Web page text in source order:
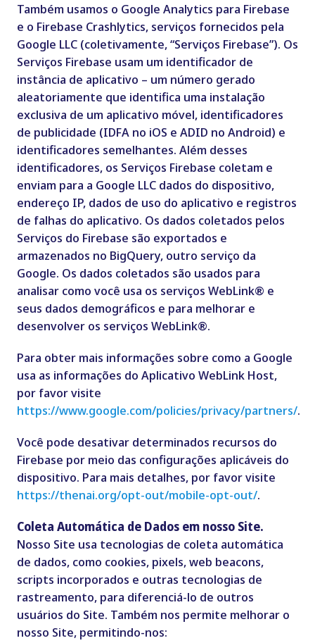
Também usamos o Google Analytics para Firebase
e o Firebase Crashlytics, serviços fornecidos pela
Google LLC (coletivamente, “Serviços Firebase”). Os
Serviços Firebase usam um identificador de
instância de aplicativo – um número gerado
aleatoriamente que identifica uma instalação
exclusiva de um aplicativo móvel, identificadores
de publicidade (IDFA no iOS e ADID no Android) e
identificadores semelhantes. Além desses
identificadores, os Serviços Firebase coletam e
enviam para a Google LLC dados do dispositivo,
endereço IP, dados de uso do aplicativo e registros
de falhas do aplicativo. Os dados coletados pelos
Serviços do Firebase são exportados e
armazenados no BigQuery, outro serviço da
Google. Os dados coletados são usados para
analisar como você usa os serviços WebLink® e
seus dados demográficos e para melhorar e
desenvolver os serviços WebLink®.
Para obter mais informações sobre como a Google
usa as informações do Aplicativo WebLink Host,
por favor visite
https://www.google.com/policies/privacy/partners/.
Você pode desativar determinados recursos do
Firebase por meio das configurações aplicáveis do
dispositivo. Para mais detalhes, por favor visite
https://thenai.org/opt-out/mobile-opt-out/.
Coleta Automática de Dados em nosso Site.
Nosso Site usa tecnologias de coleta automática
de dados, como cookies, pixels, web beacons,
scripts incorporados e outras tecnologias de
rastreamento, para diferenciá-lo de outros
usuários do Site. Também nos permite melhorar o
nosso Site, permitindo-nos: